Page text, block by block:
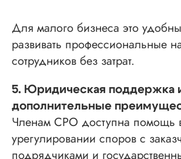
Для малого бизнеса это
развивать профессиональные
сотрудников без затрат.
5. Юридическая поддержка
дополнительные
Членам СРО доступна помощь
урегулировании споров с
подрядчиками и